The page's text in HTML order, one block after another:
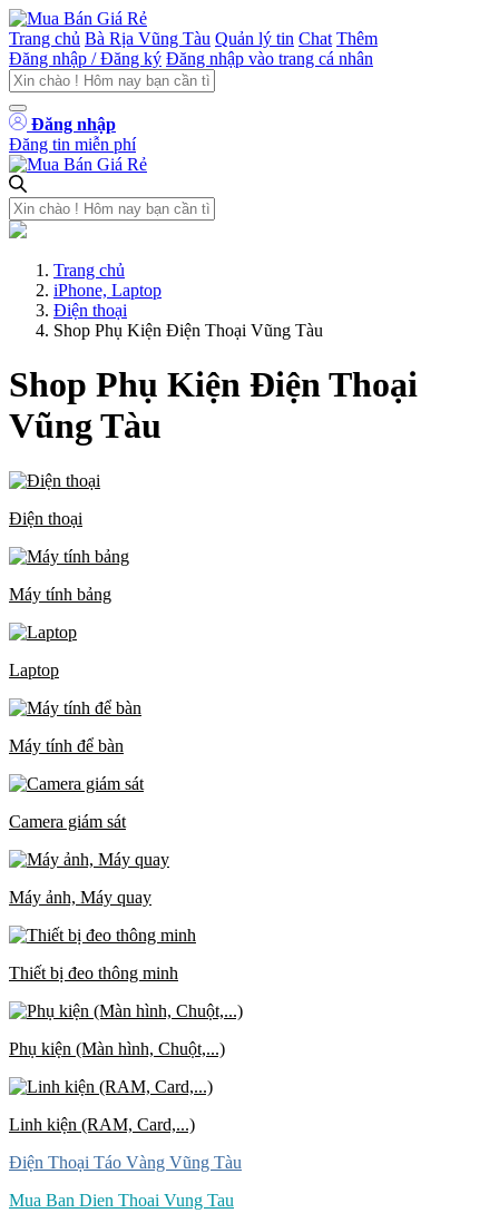
Trang chủ Bà Rịa Vũng Tàu Quản lý tin Chat Thêm
Đăng nhập / Đăng ký Đăng nhập vào trang cá nhân
Đăng nhập
Đăng tin miễn phí
Trang chủ
iPhone, Laptop
Điện thoại
Shop Phụ Kiện Điện Thoại Vũng Tàu
Shop Phụ Kiện Điện Thoại
Vũng Tàu
Điện thoại
Máy tính bảng
Laptop
Máy tính để bàn
Camera giám sát
Máy ảnh, Máy quay
Thiết bị đeo thông minh
Phụ kiện (Màn hình, Chuột,...)
Linh kiện (RAM, Card,...)
Điện Thoại Táo Vàng Vũng Tàu
Mua Ban Dien Thoai Vung Tau